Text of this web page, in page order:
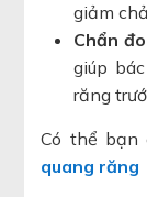
giảm
Chẩn
giúp
răng
Có thể bạn
quang răng